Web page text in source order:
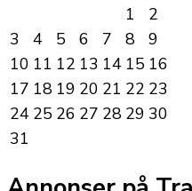
1
2
3
4 5 6 7 8
9
10 11 12 13 14 15 16
17 18 19 20 21 22 23
24 25 26 27 28 29 30
31